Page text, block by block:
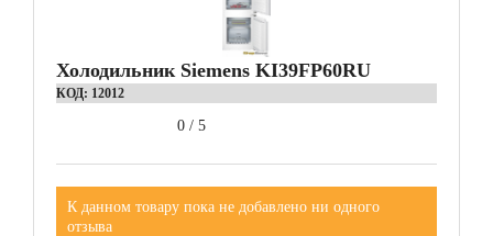
Холодильник Siemens KI39FP60RU
КОД: 12012
0 / 5
К данном товару пока не добавлено ни одного
отзыва